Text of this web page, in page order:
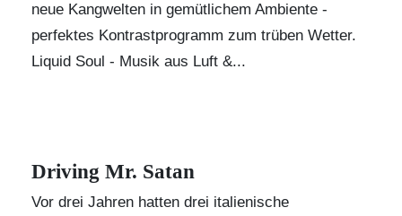
neue Kangwelten in gemütlichem Ambiente -
perfektes Kontrastprogramm zum trüben Wetter.
Liquid Soul - Musik aus Luft &...
Driving Mr. Satan
Vor drei Jahren hatten drei italienische